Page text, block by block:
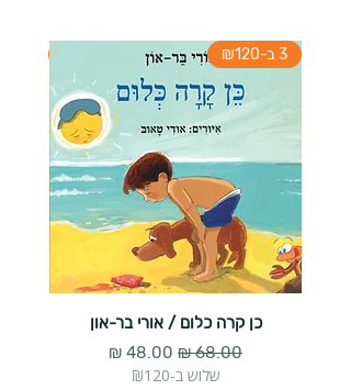
3 ב-₪120
כן קרה כלום / אורי בר-און
מחיר רגיל מחיר מבצע
שלוש ב-₪120